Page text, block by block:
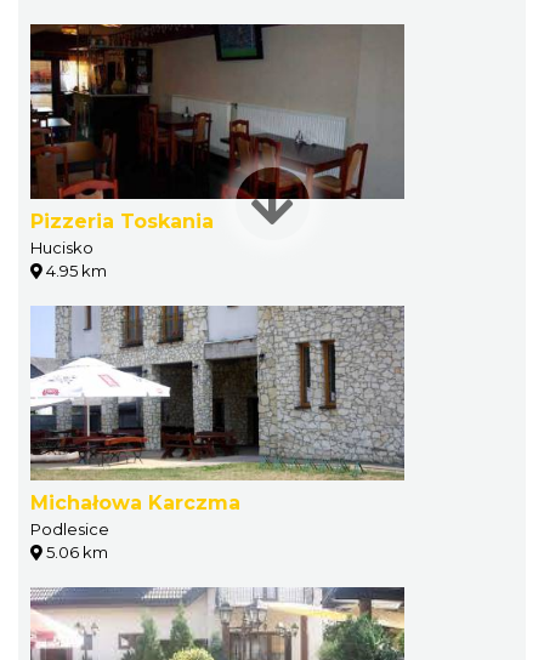
Pizzeria Toskania
Hucisko
4.95 km
Michałowa Karczma
Podlesice
5.06 km